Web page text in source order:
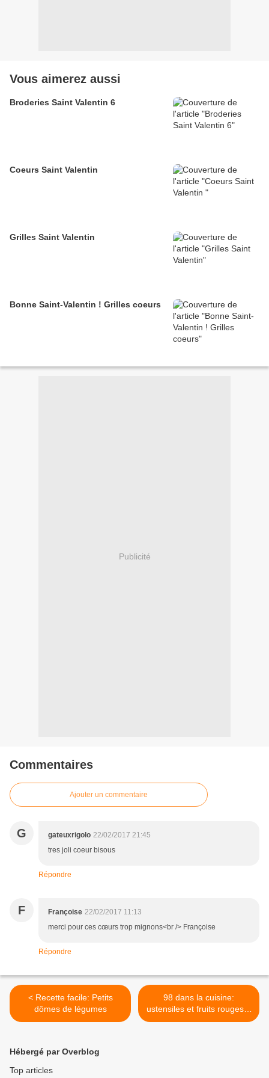
Vous aimerez aussi
Broderies Saint Valentin 6
Coeurs Saint Valentin
Grilles Saint Valentin
Bonne Saint-Valentin ! Grilles coeurs
Publicité
Commentaires
Ajouter un commentaire
G gateuxrigolo 22/02/2017 21:45
tres joli coeur bisous
Répondre
F Françoise 22/02/2017 11:13
merci pour ces cœurs trop mignons<br /> Françoise
Répondre
< Recette facile: Petits
dômes de légumes
98 dans la cuisine:
ustensiles et fruits rouges...
>
Hébergé par Overblog
Top articles